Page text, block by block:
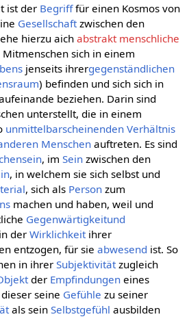
ist der Begrifffür einen Kosmos von
Gesellschaftzwischen den
hierzu aich abstrakt menschliche
sich in einem
jenseits ihrergegenständlichen
) befinden und sich sich in
beziehen. Darin sind
unterstellt, die in einem
unmittelbarscheinenden Verhältnis
Menschenauftreten. Es sind
, im Seinzwischen den
, in welchem sie sich selbst und
, sich als Personzum
machen und haben, weil und
Gegenwärtigkeitund
in der Wirklichkeitihrer
entzogen, für sie abwesend ist. So
in ihrer Subjektivitätzugleich
der Empfindungeneines
seine Gefühle zu seiner
als sein Selbstgefühl ausbilden